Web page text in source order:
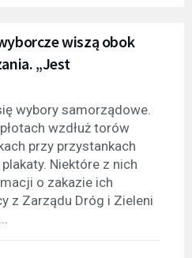
wiszą obok
„Jest
wybory samorządowe.
wzdłuż torów
przy przystankach
Niektóre z nich
o zakazie ich
z Zarządu Dróg i Zieleni